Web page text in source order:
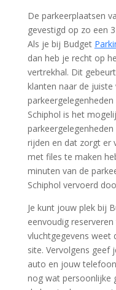
De parkeerplaatsen
gevestigd op zo een
Als je bij Budget
dan heb je recht op
vertrekhal. Dit
klanten naar de
Schiphol is het
rijden en dat zorgt er
met files te maken
minuten van de
Schiphol vervoerd
Je kunt jouw plek bij
eenvoudig
vluchtgegevens weet
site. Vervolgens geef
auto en jouw
nog wat persoonlijke